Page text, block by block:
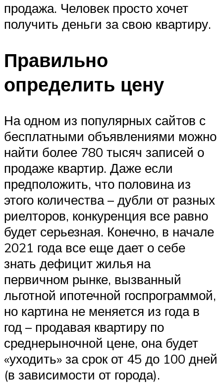
продажа. Человек просто хочет
получить деньги за свою квартиру.
Правильно
определить цену
На одном из популярных сайтов с
бесплатными объявлениями можно
найти более 780 тысяч записей о
продаже квартир. Даже если
предположить, что половина из
этого количества – дубли от разных
риелторов, конкуренция все равно
будет серьезная. Конечно, в начале
2021 года все еще дает о себе
знать дефицит жилья на
первичном рынке, вызванный
льготной ипотечной госпрограммой,
но картина не меняется из года в
год – продавая квартиру по
среднерыночной цене, она будет
«уходить» за срок от 45 до 100 дней
(в зависимости от города).